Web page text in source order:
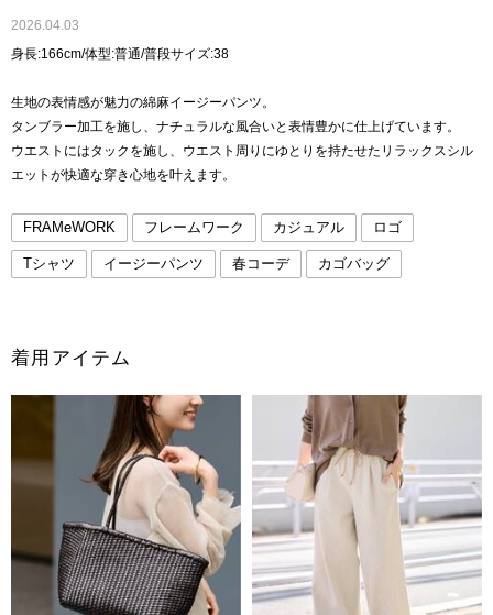
2026.04.03
身長:166cm/体型:普通/普段サイズ:38
生地の表情感が魅力の綿麻イージーパンツ。
タンブラー加工を施し、ナチュラルな風合いと表情豊かに仕上げています。
ウエストにはタックを施し、ウエスト周りにゆとりを持たせたリラックスシル
エットが快適な穿き心地を叶えます。
FRAMeWORK フレームワーク カジュアル ロゴ
Tシャツ イージーパンツ 春コーデ カゴバッグ
着用アイテム